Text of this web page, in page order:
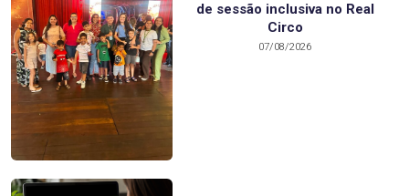
de sessão inclusiva no Real
Circo
07/08/2026